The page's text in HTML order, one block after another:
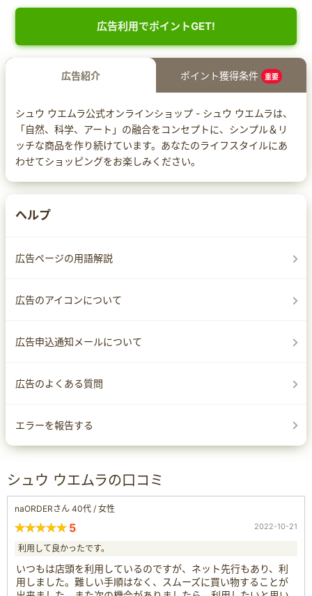
広告利用でポイントGET!
広告紹介 ポイント獲得条件 重要
シュウ ウエムラ公式オンラインショップ - シュウ ウエムラは、
「自然、科学、アート」の融合をコンセプトに、シンプル＆リ
ッチな商品を作り続けています。あなたのライフスタイルにあ
わせてショッピングをお楽しみください。
ヘルプ
広告ページの用語解説
広告のアイコンについて
広告申込通知メールについて
広告のよくある質問
エラーを報告する
シュウ ウエムラの口コミ
naORDERさん 40代 / 女性
5 2022-10-21
利用して良かったです。
いつもは店頭を利用しているのですが、ネット先行もあり、利
用しました。難しい手順はなく、スムーズに買い物することが